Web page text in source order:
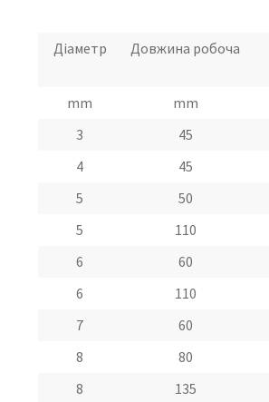
Діаметр Довжина робоча
mm
mm
3
45
4
45
5
50
5
110
6
60
6
110
7
60
8
80
8
135